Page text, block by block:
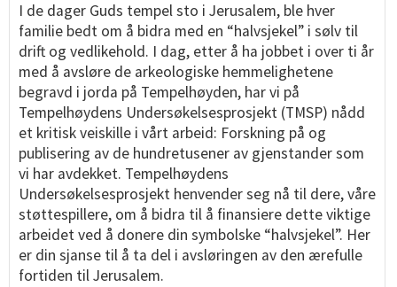
I de dager Guds tempel sto i Jerusalem, ble hver
familie bedt om å bidra med en “halvsjekel” i sølv til
drift og vedlikehold. I dag, etter å ha jobbet i over ti år
med å avsløre de arkeologiske hemmelighetene
begravd i jorda på Tempelhøyden, har vi på
Tempelhøydens Undersøkelsesprosjekt (TMSP) nådd
et kritisk veiskille i vårt arbeid: Forskning på og
publisering av de hundretusener av gjenstander som
vi har avdekket. Tempelhøydens
Undersøkelsesprosjekt henvender seg nå til dere, våre
støttespillere, om å bidra til å finansiere dette viktige
arbeidet ved å donere din symbolske “halvsjekel”. Her
er din sjanse til å ta del i avsløringen av den ærefulle
fortiden til Jerusalem.